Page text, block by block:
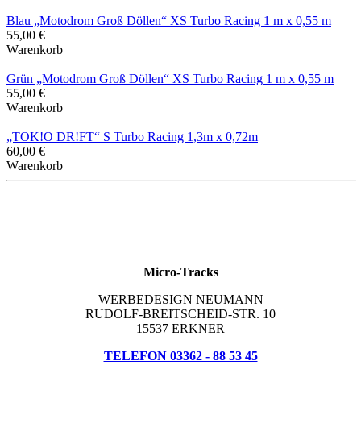
Blau „Motodrom Groß Döllen“ XS Turbo Racing 1 m x 0,55 m
55,00 €
Warenkorb
Grün „Motodrom Groß Döllen“ XS Turbo Racing 1 m x 0,55 m
55,00 €
Warenkorb
„TOK!O DR!FT“ S Turbo Racing 1,3m x 0,72m
60,00 €
Warenkorb
Micro-Tracks
WERBEDESIGN NEUMANN
RUDOLF-BREITSCHEID-STR. 10
15537 ERKNER
TELEFON 03362 - 88 53 45